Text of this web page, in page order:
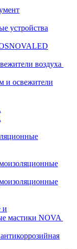
устройства
воздуха
и освежители
и
мастики NOVA